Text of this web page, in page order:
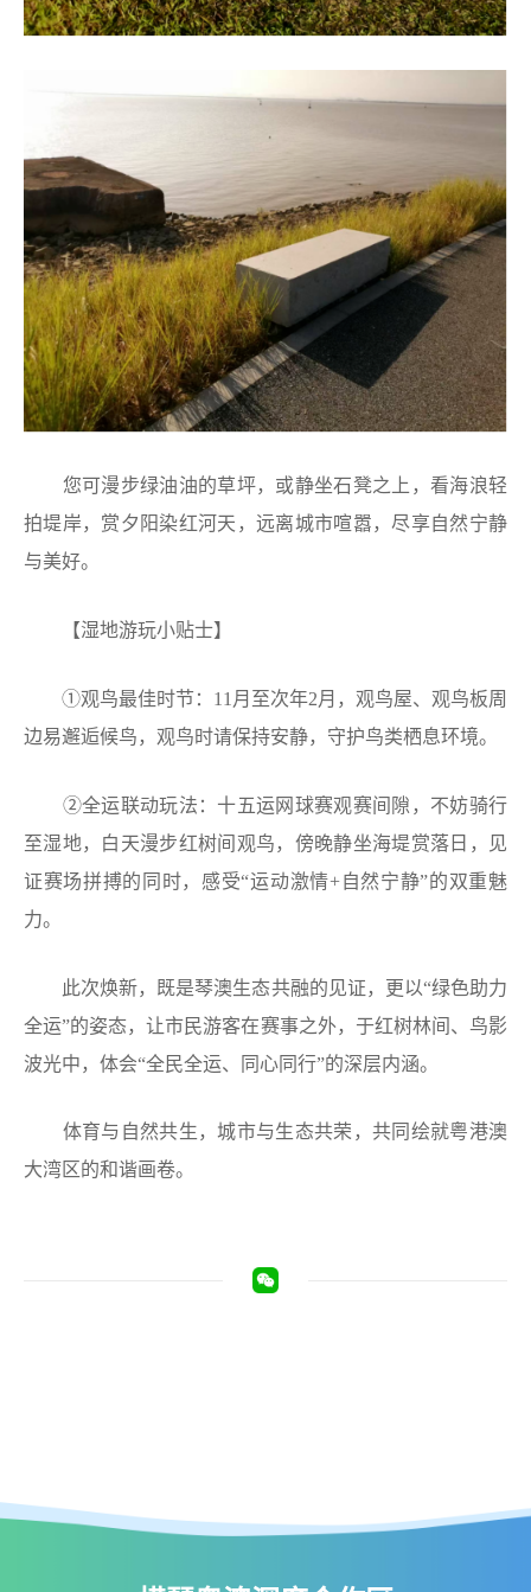
您可漫步绿油油的草坪，或静坐石凳之上，看海浪轻
拍堤岸，赏夕阳染红河天，远离城市喧嚣，尽享自然宁静
与美好。
【湿地游玩小贴士】
①观鸟最佳时节：11月至次年2月，观鸟屋、观鸟板周
边易邂逅候鸟，观鸟时请保持安静，守护鸟类栖息环境。
②全运联动玩法：十五运网球赛观赛间隙，不妨骑行
至湿地，白天漫步红树间观鸟，傍晚静坐海堤赏落日，见
证赛场拼搏的同时，感受“运动激情+自然宁静”的双重魅
力。
此次焕新，既是琴澳生态共融的见证，更以“绿色助力
全运”的姿态，让市民游客在赛事之外，于红树林间、鸟影
波光中，体会“全民全运、同心同行”的深层内涵。
体育与自然共生，城市与生态共荣，共同绘就粤港澳
大湾区的和谐画卷。